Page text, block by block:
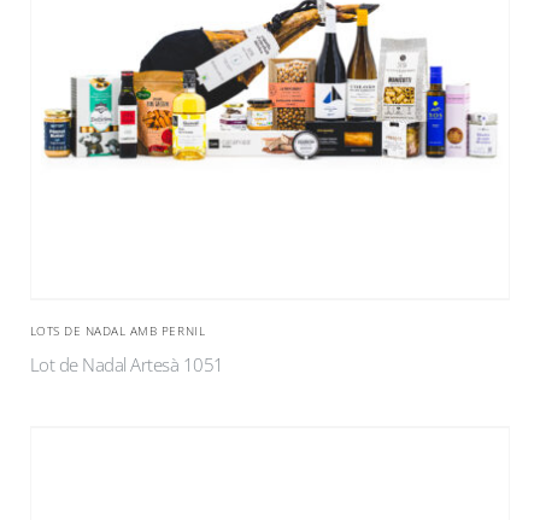
LOTS DE NADAL AMB PERNIL
Lot de Nadal Artesà 1051